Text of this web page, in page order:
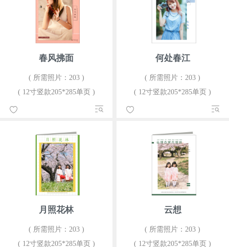
春风拂面
( 所需照片：203 )
( 12寸竖款205*285单页 )
何处春江
( 所需照片：203 )
( 12寸竖款205*285单页 )
月照花林
( 所需照片：203 )
( 12寸竖款205*285单页 )
云想
( 所需照片：203 )
( 12寸竖款205*285单页 )